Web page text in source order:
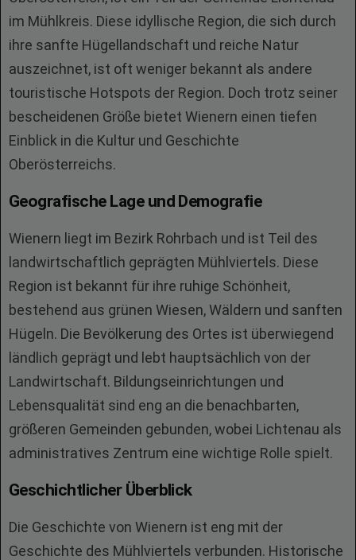
im Mühlkreis. Diese idyllische Region, die sich durch
ihre sanfte Hügellandschaft und reiche Natur
auszeichnet, ist oft weniger bekannt als andere
touristische Hotspots der Region. Doch trotz seiner
bescheidenen Größe bietet Wienern einen tiefen
Einblick in die Kultur und Geschichte
Oberösterreichs.
Geografische Lage und Demografie
Wienern liegt im Bezirk Rohrbach und ist Teil des
landwirtschaftlich geprägten Mühlviertels. Diese
Region ist bekannt für ihre ruhige Schönheit,
bestehend aus grünen Wiesen, Wäldern und sanften
Hügeln. Die Bevölkerung des Ortes ist überwiegend
ländlich geprägt und lebt hauptsächlich von der
Landwirtschaft. Bildungseinrichtungen und
Lebensqualität sind eng an die benachbarten,
größeren Gemeinden gebunden, wobei Lichtenau als
administratives Zentrum eine wichtige Rolle spielt.
Geschichtlicher Überblick
Die Geschichte von Wienern ist eng mit der
Geschichte des Mühlviertels verbunden. Historische